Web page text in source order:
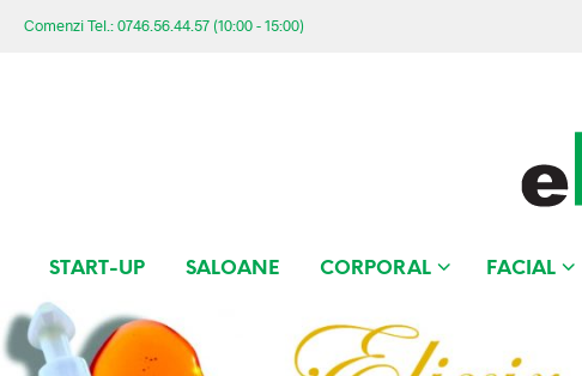
Comenzi Tel.: 0746.56.44.57 (10:00 - 15:00)
START-UP SALOANE CORPORAL FACIAL